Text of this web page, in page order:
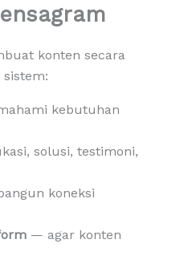
konten secara
sistem:
kebutuhan
solusi, testimoni,
koneksi
— agar konten